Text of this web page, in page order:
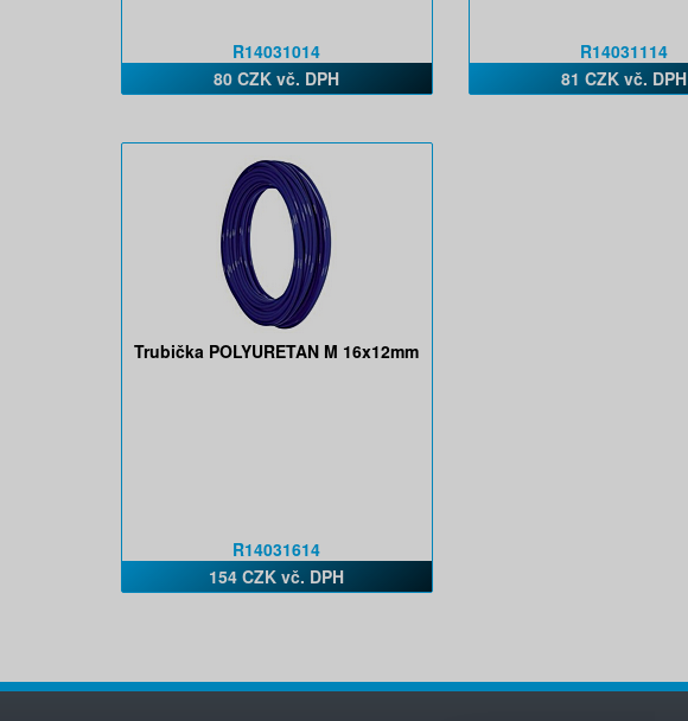
R14031014
80 CZK vč. DPH
R14031114
81 CZK vč. DPH
Trubička POLYURETAN M 16x12mm
R14031614
154 CZK vč. DPH